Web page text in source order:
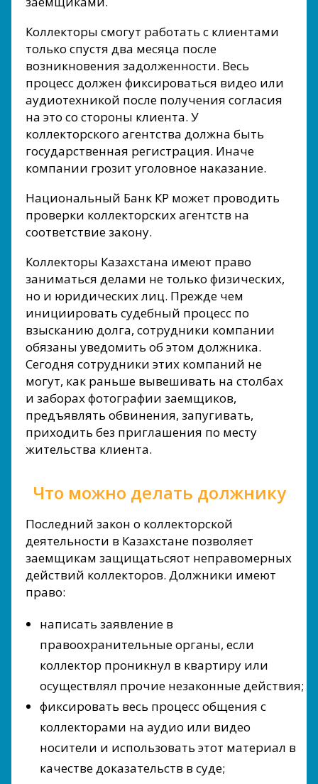
Коллекторы смогут работать с клиентами
только спустя два месяца после
возникновения задолженности. Весь
процесс должен фиксироваться видео или
аудиотехникой после получения согласия
на это со стороны клиента. У
коллекторского агентства должна быть
государственная регистрация. Иначе
компании грозит уголовное наказание.
Национальный Банк КР может проводить
проверки коллекторских агентств на
соответствие закону.
Коллекторы Казахстана имеют право
заниматься делами не только физических,
но и юридических лиц. Прежде чем
инициировать судебный процесс по
взысканию долга, сотрудники компании
обязаны уведомить об этом должника.
Сегодня сотрудники этих компаний не
могут, как раньше вывешивать на столбах
и заборах фотографии заемщиков,
предъявлять обвинения, запугивать,
приходить без приглашения по месту
жительства клиента.
Что можно делать должнику
Последний закон о коллекторской
деятельности в Казахстане позволяет
заемщикам защищатьсяот неправомерных
действий коллекторов. Должники имеют
право:
написать заявление в
правоохранительные органы, если
коллектор проникнул в квартиру или
осуществлял прочие незаконные действия;
фиксировать весь процесс общения с
коллекторами на аудио или видео
носители и использовать этот материал в
качестве доказательств в суде;